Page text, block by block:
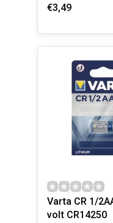
€3,49
Varta CR 1/
volt CR14250